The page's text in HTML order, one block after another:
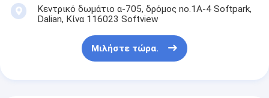
Ταινία μόνωσης υφασμάτων γυαλιού
Κεντρικό δωμάτιο α-705, δρόμος no.1A-4 Softpark,
Dalian, Κίνα 116023 Softview
Μιλήστε τώρα.